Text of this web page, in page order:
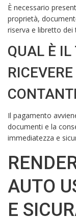
È necessario
proprietà,
riserva e libretto dei
QUAL È IL
Il pagamento
documenti e la
immediatezza e
AUTO
E